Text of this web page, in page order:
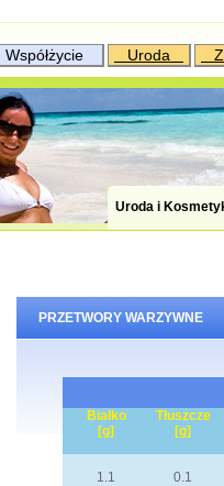
Współżycie Uroda
Uroda i
PRZETWORY WARZYWNE
Białko
[g]
Tłuszcze
[g]
1.1 0.1